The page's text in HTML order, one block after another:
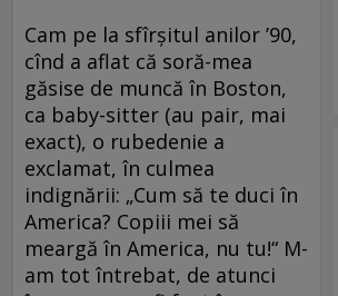
Cam pe la sfîrșitul anilor ’90,
cînd a aflat că soră-mea
găsise de muncă în Boston,
ca baby-sitter (au pair, mai
exact), o rubedenie a
exclamat, în culmea
indignării: „Cum să te duci în
America? Copiii mei să
meargă în America, nu tu!“ M-
am tot întrebat, de atunci